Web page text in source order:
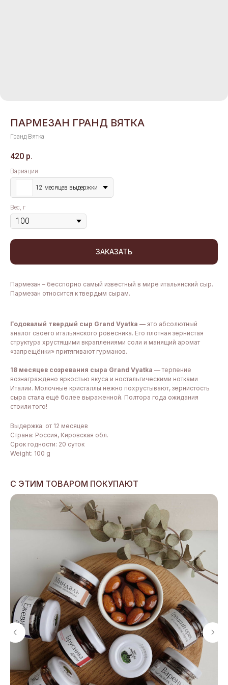
ПАРМЕЗАН ГРАНД ВЯТКА
Гранд Вятка
420 р.
Вариации
12 месяцев выдержки
Вес, г
ЗАКАЗАТЬ
Пармезан – бесспорно самый известный в мире итальянский сыр.
Пармезан относится к твердым сырам.
Годовалый твердый сыр Grand Vyatka — это абсолютный
аналог своего итальянского ровесника. Его плотная зернистая
структура хрустящими вкраплениями соли и манящий аромат
«запрещёнки» притягивают гурманов.
18 месяцев созревания сыра Grand Vyatka — терпение
вознаграждено яркостью вкуса и ностальгическими нотками
Италии. Молочные кристаллы нежно похрустывают, зернистость
сыра стала ещё более выраженной. Полтора года ожидания
стоили того!
Выдержка: от 12 месяцев
Страна: Россия, Кировская обл.
Срок годности: 20 суток
Weight: 100 g
С ЭТИМ ТОВАРОМ ПОКУПАЮТ
Сыры
Мясная продукция
Гастрономия
Сырные тарелки
Подарочные наборы
Аксессуары
Вино, сидры, пиво
Наборы для пикника
Подарочные сертификаты
Мероприятия
в Дегустационной
Частные дегустации
Сырные столы
Аренда площадки
Кейтеринг
ДЕГУСТАЦИИ
КЕЙТЕРИНГ